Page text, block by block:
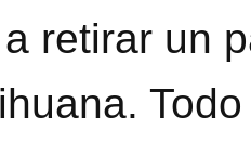
retirar un